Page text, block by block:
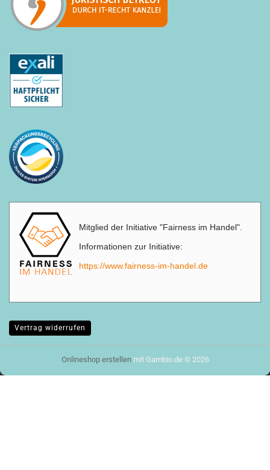
Mitglied der Initiative "Fairness im Handel".
Informationen zur Initiative:
https://www.fairness-im-handel.de
Vertrag widerrufen
Onlineshop erstellenmit Gambio.de © 2026